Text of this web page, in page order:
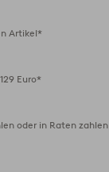
Artikel*
Euro*
oder in Raten zahlen